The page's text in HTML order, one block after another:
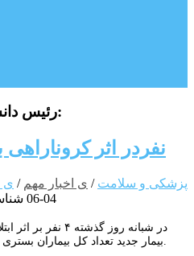
رئیس دانشگاه علوم پزشکی اردبیل:
۳۲۴ نفردر اثر
پزشکی و سلامت / ی اخبار مهم / ی
04-06